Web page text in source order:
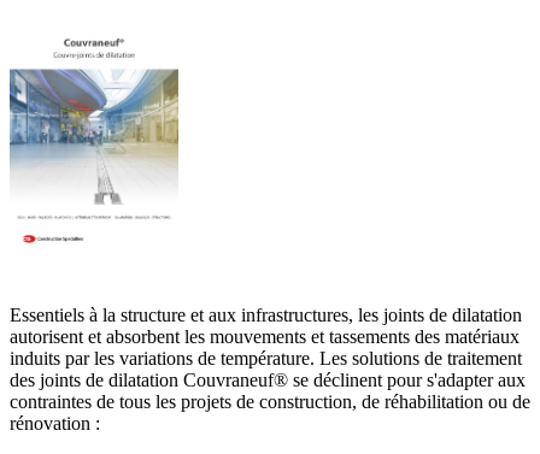
Essentiels à la structure et aux infrastructures, les joints de dilatation
autorisent et absorbent les mouvements et tassements des matériaux
induits par les variations de température. Les solutions de traitement
des joints de dilatation Couvraneuf® se déclinent pour s'adapter aux
contraintes de tous les projets de construction, de réhabilitation ou de
rénovation :